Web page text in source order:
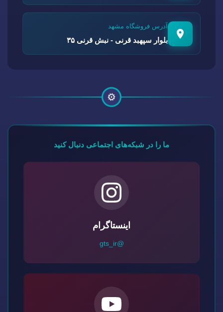
آدرس فروشگاه مشهد
بلوار سپهبد قرنی - نبش قرنی ۳۵
⚙️
ما را در شبکه‌های اجتماعی دنبال کنید
اینستاگرام
@gts_ir